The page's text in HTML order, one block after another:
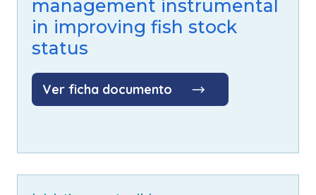
management instrumental
in improving fish stock
status
Ver ficha documento